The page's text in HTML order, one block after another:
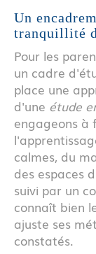
Un
tranquillité
Pour les
un cadre
place une
d'une étude
engageons à
calmes, du
des espaces
suivi par un
connaît bien
ajuste ses
constatés.